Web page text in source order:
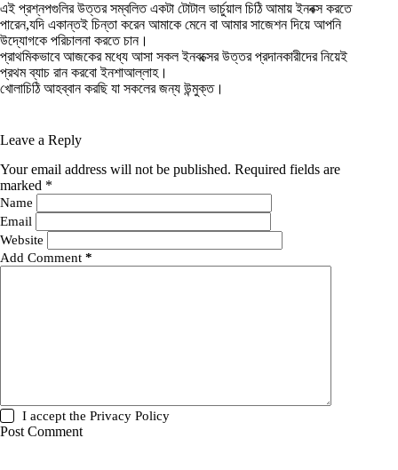
এই প্রশ্নপগুলির উত্তর সম্বলিত একটা টোটাল ভার্চুয়াল চিঠি আমায় ইনবক্স করতে
পারেন,যদি একান্তই চিন্তা করেন আমাকে মেনে বা আমার সাজেশন দিয়ে আপনি
উদ্যোগকে পরিচালনা করতে চান।
প্রাথমিকভাবে আজকের মধ্যে আসা সকল ইনবক্সের উত্তর প্রদানকারীদের নিয়েই
প্রথম ব্যাচ রান করবো ইনশাআল্লাহ।
খোলাচিঠি আহব্বান করছি যা সকলের জন্য উন্মুক্ত।
Leave a Reply
Your email address will not be published. Required fields are
marked *
Name
Email
Website
Add Comment *
I accept thePrivacy Policy
Post Comment